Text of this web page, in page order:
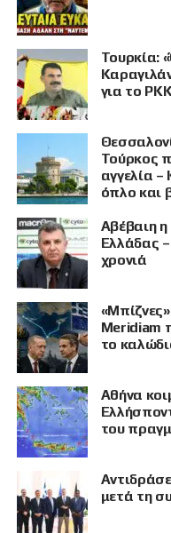
Τουρκία:
για το
Τούρκος
αγγελία –
όπλο και
Αβέβαιη
Ελλάδας
χρονιά
Meridiam
το
Αθήνα
του
μετά τη